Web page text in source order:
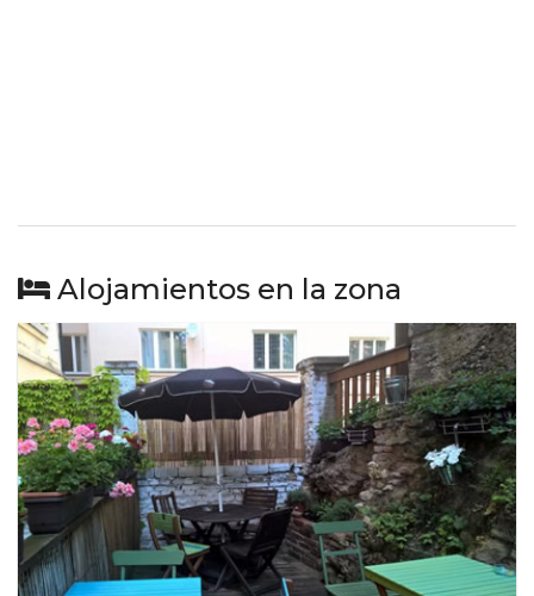
Alojamientos en la zona